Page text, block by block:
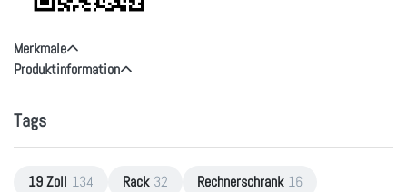
Merkmale
Produktinformation
Tags
19 Zoll 134 Rack 32 Rechnerschrank 16